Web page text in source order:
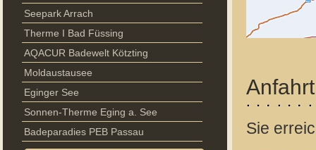
Seepark Arrach
Therme I Bad Füssing
AQACUR Badewelt Kötzting
Moldaustausee
Eginger See
Sonnen-Therme Eging a. See
Badeparadies PEB Passau
Anfahrt
Sie